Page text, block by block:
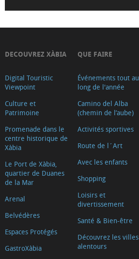
Déu
de
Iglesia-
de
San
Bartolomé
2018)
Museu
Soler
Blasco
Ayuntamiento
Oficina
de
Turisme
Xàbia
DECOUVREZ XÀBIA
Digital Touristic
Viewpoint
Culture et
Patrimoine
Promenade dans le
centre historique de
Xàbia
Le Port de Xàbia,
quartier de Duanes
de la Mar
Arenal
Belvédères
Espaces Protégés
GastroXàbia
QUE FAIRE
Événements tout au
long de l'année
Camino del Alba
(chemin de l’aube)
Activités sportives
Route de l´Art
Avec les enfants
Shopping
Loisirs et
divertissement
Santé & Bien-être
Découvrez les villes
alentours